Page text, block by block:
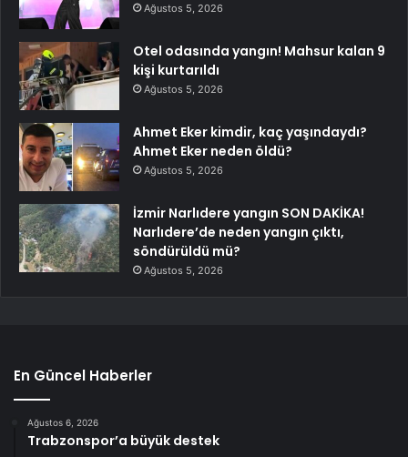
Ağustos 5, 2026
Otel odasında yangın! Mahsur kalan 9
kişi kurtarıldı
Ağustos 5, 2026
Ahmet Eker kimdir, kaç yaşındaydı?
Ahmet Eker neden öldü?
Ağustos 5, 2026
İzmir Narlıdere yangın SON DAKİKA!
Narlıdere’de neden yangın çıktı,
söndürüldü mü?
Ağustos 5, 2026
En Güncel Haberler
Ağustos 6, 2026
Trabzonspor’a büyük destek